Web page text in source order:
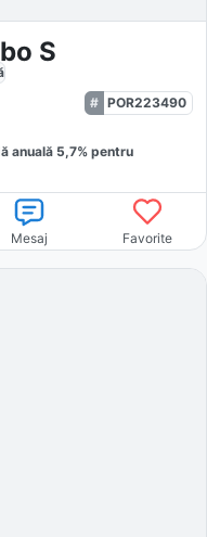
S
POR223490
anuală 5,7% pentru
Mesaj Favorite